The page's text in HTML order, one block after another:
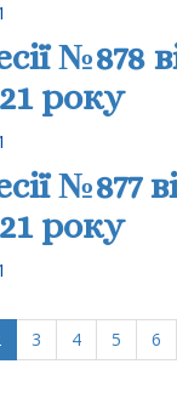
№878
року
№877
року
(current)
3 4 5 6